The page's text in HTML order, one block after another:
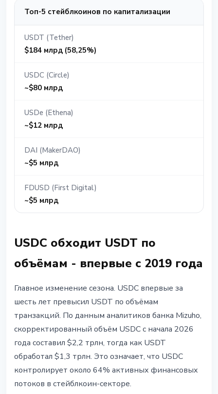
Топ-5 стейблкоинов по капитализации
USDT (Tether)
$184 млрд (58,25%)
USDC (Circle)
~$80 млрд
USDe (Ethena)
~$12 млрд
DAI (MakerDAO)
~$5 млрд
FDUSD (First Digital)
~$5 млрд
USDC обходит USDT по
объёмам - впервые с 2019 года
Главное изменение сезона. USDC впервые за
шесть лет превысил USDT по объёмам
транзакций. По данным аналитиков банка Mizuho,
скорректированный объём USDC с начала 2026
года составил $2,2 трлн, тогда как USDT
обработал $1,3 трлн. Это означает, что USDC
контролирует около 64% активных финансовых
потоков в стейблкоин-секторе.